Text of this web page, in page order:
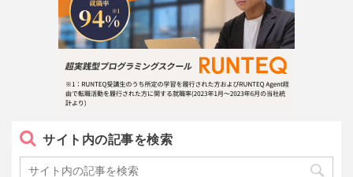
サイト内の記事を検索